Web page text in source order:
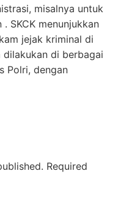
misalnya untuk
SKCK menunjukkan
jejak kriminal di
dilakukan di berbagai
Polri, dengan
Required